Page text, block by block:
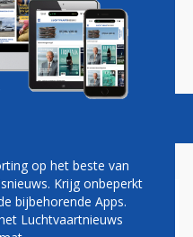
Vacatures
DAN GEEN
op het beste van
Krijg onbeperkt
bijbehorende Apps.
Luchtvaartnieuws